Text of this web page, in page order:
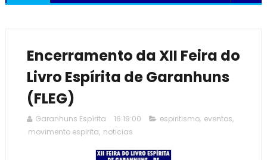
Encerramento da XII Feira do
Livro Espírita de Garanhuns
(FLEG)
Garanhuns Espírita 16:19:00 espiritismo, eventos,
movimento espirita, noticias